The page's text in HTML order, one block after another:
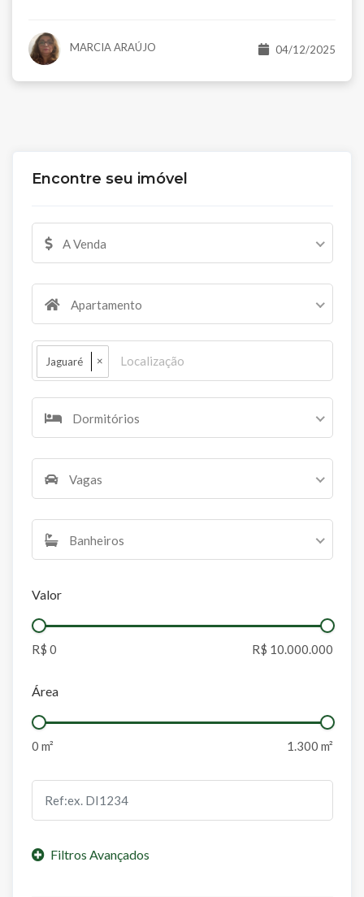
Encontre seu imóvel
A Venda
Apartamento
Jaguaré ×
Dormitórios
Vagas
Banheiros
Valor
Área
MARCIA ARAÚJO 04/12/2025